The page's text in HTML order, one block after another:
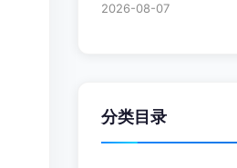
2026-08-07
分类目录